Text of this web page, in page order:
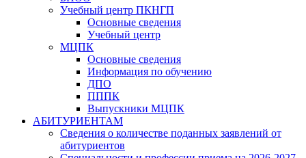
Учебный центр ПКНГП
Основные сведения
Учебный центр
МЦПК
Основные сведения
Информация по обучению
ДПО
ПППК
Выпускники МЦПК
АБИТУРИЕНТАМ
Сведения о количестве поданных заявлений от
абитуриентов